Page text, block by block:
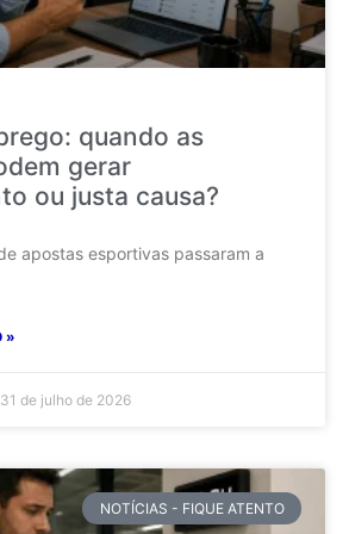
quando as
gerar
ou justa causa?
apostas esportivas passaram a
»
31 de julho de 2026
NOTÍCIAS - FIQUE ATENTO